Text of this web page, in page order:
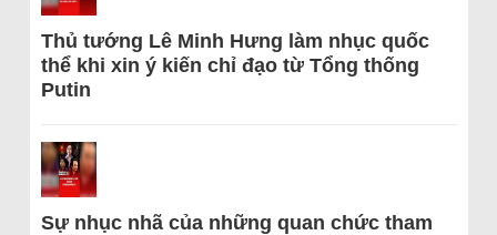
Thủ tướng Lê Minh Hưng làm nhục quốc
thể khi xin ý kiến chỉ đạo từ Tổng thống
Putin
Sự nhục nhã của những quan chức tham